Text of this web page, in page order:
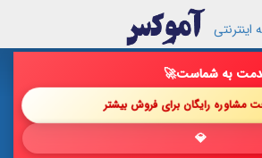
ما چند برابر کن!🚀
مشاوره رایگان برای فروش بیشتر
💎 پیشنهاد
اینترنتی